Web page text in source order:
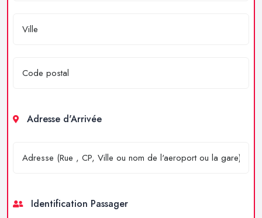
Adresse d'Arrivée
Identification Passager